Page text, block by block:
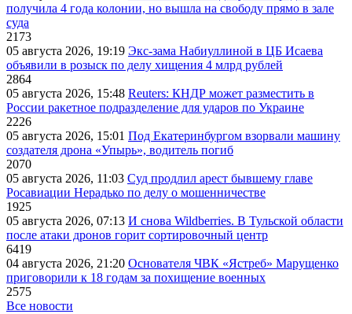
получила 4 года колонии, но вышла на свободу прямо в зале
суда
2173
05 августа 2026, 19:19 Экс-зама Набиуллиной в ЦБ Исаева
объявили в розыск по делу хищения 4 млрд рублей
2864
05 августа 2026, 15:48 Reuters: КНДР может разместить в
России ракетное подразделение для ударов по Украине
2226
05 августа 2026, 15:01 Под Екатеринбургом взорвали машину
создателя дрона «Упырь», водитель погиб
2070
05 августа 2026, 11:03 Суд продлил арест бывшему главе
Росавиации Нерадько по делу о мошенничестве
1925
05 августа 2026, 07:13 И снова Wildberries. В Тульской области
после атаки дронов горит сортировочный центр
6419
04 августа 2026, 21:20 Основателя ЧВК «Ястреб» Марущенко
приговорили к 18 годам за похищение военных
2575
Все новости